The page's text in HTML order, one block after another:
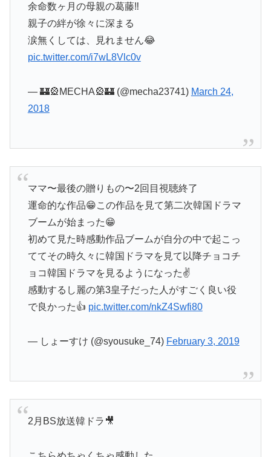
余命数ヶ月の母親の葛藤‼️
親子の絆が徐々に深まる
涙無くしては、見れません😂
pic.twitter.com/i7wL8Vlc0v
— 🏰🎡MECHA🎡🏰 (@mecha23741) March 24,
2018
ママ〜最後の贈りもの〜2回目視聴終了
運命的な作品😁この作品を見て第二次韓国ドラマ
ブームが始まった😁
初めて見た時感動作品ブームが自分の中で起こっ
ててその時久々に韓国ドラマを見て以降チョコチ
ョコ韓国ドラマを見るようになった✌️
感動するし麗の第3皇子だった人がすごく良い役
で良かった👍 pic.twitter.com/nkZ4Swfi80
— しょーすけ (@syousuke_74) February 3, 2019
2月BS放送韓ドラ🎥